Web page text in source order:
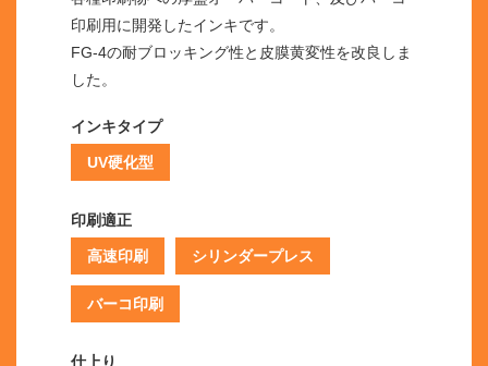
印刷用に開発したインキです。
FG-4の耐ブロッキング性と皮膜黄変性を改良しま
した。
インキタイプ
UV硬化型
印刷適正
高速印刷 シリンダープレス
バーコ印刷
仕上り